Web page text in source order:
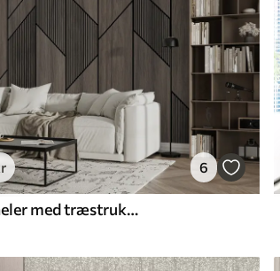
6
Geometriske paneler med træstruktur